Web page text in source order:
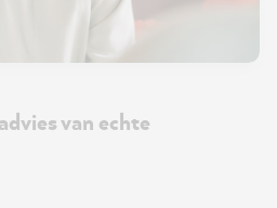
van echte